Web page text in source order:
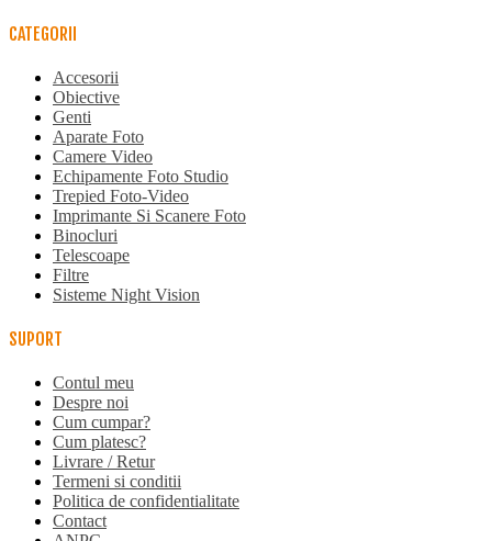
CATEGORII
Accesorii
Obiective
Genti
Aparate Foto
Camere Video
Echipamente Foto Studio
Trepied Foto-Video
Imprimante Si Scanere Foto
Binocluri
Telescoape
Filtre
Sisteme Night Vision
SUPORT
Contul meu
Despre noi
Cum cumpar?
Cum platesc?
Livrare / Retur
Termeni si conditii
Politica de confidentialitate
Contact